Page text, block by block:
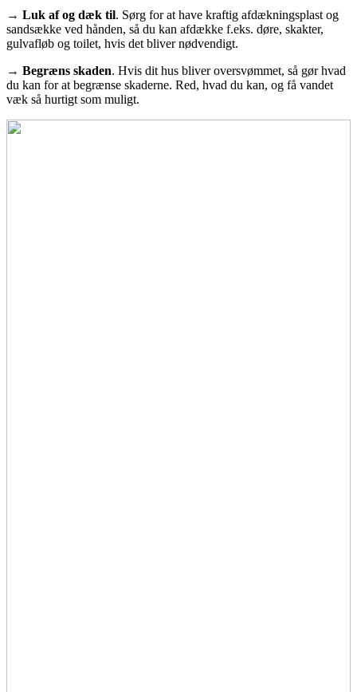
→ Luk af og dæk til. Sørg for at have kraftig afdækningsplast og
sandsække ved hånden, så du kan afdække f.eks. døre, skakter,
gulvafløb og toilet, hvis det bliver nødvendigt.
→ Begræns skaden. Hvis dit hus bliver oversvømmet, så gør hvad
du kan for at begrænse skaderne. Red, hvad du kan, og få vandet
væk så hurtigt som muligt.